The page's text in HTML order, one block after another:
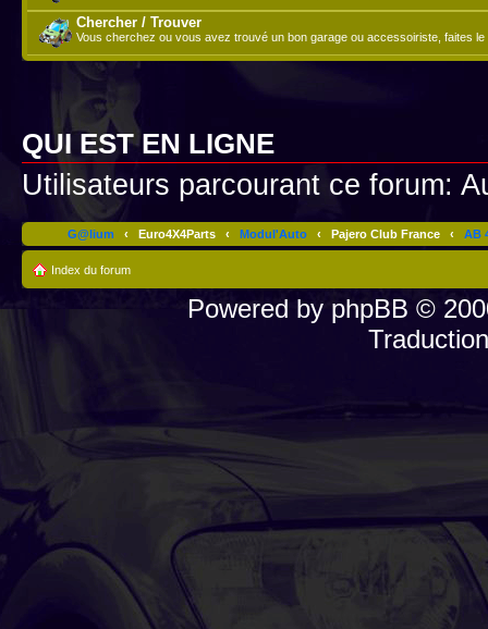
Chercher / Trouver
Vous cherchez ou vous avez trouvé un bon garage ou accessoiriste, faites le
QUI EST EN LIGNE
Utilisateurs parcourant ce forum:
G@lium ‹ Euro4X4Parts ‹ Modul'Auto ‹ Pajero Club France ‹ AB
Index du forum
Powered by phpBB ©